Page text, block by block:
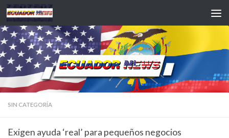
Saltar al contenido
SIN CATEGORÍA
Exigen ayuda ‘real’ para pequeños negocios